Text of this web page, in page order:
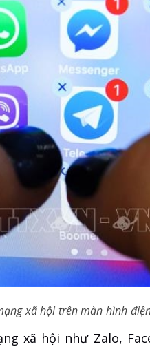
xã hội trên màn hình
xã hội như Zalo,